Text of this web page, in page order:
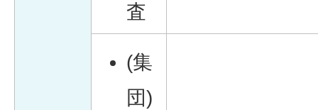
査
(集
団)